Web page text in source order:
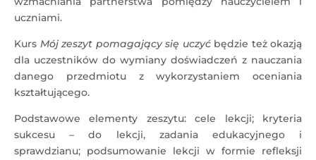
uczniami.
Kurs Mój zeszyt pomagający się uczyćbędzie też okazją
dla uczestników do wymiany doświadczeń z nauczania
danego przedmiotu z wykorzystaniem oceniania
kształtującego.
Podstawowe elementy zeszytu: cele lekcji; kryteria
sukcesu – do lekcji, zadania edukacyjnego i
sprawdzianu; podsumowanie lekcji w formie refleksji